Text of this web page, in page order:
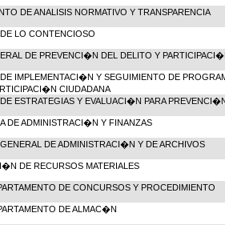
DE ANALISIS NORMATIVO Y TRANSPARENCIA
LO CONTENCIOSO
DE PREVENCI�N DEL DELITO Y
IMPLEMENTACI�N Y SEGUIMIENTO DE
CIUDADANA
ESTRATEGIAS Y EVALUACI�N PARA
DE ADMINISTRACI�N Y FINANZAS
DE ADMINISTRACI�N Y DE ARCHIVOS
DE RECURSOS MATERIALES
DE CONCURSOS Y PROCEDIMIENTO
DE ALMAC�N